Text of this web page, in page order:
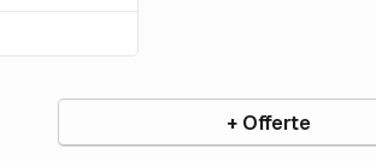
+ Offerte